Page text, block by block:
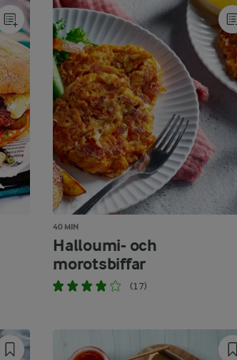
40 MIN
Halloumi- och
morotsbiffar
(17)